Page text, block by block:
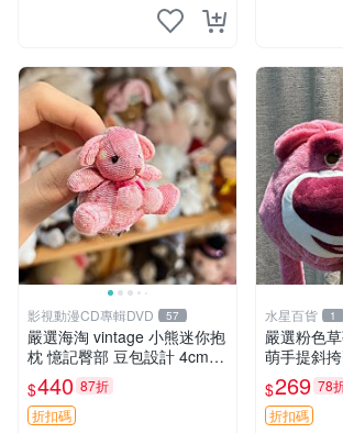
影視動漫CD專輯DVD 57
嚴選海淘 vintage 小熊迷你抱
枕 憶記臀部 豆包設計 4cm
高 推薦收藏 迷你豆包小熊、
高臀部、豆袋抱枕
$440 87折
折扣碼
水星百貨 1
嚴選粉色
萌手提斜
佳容量大
大容量
$269 78
折扣碼